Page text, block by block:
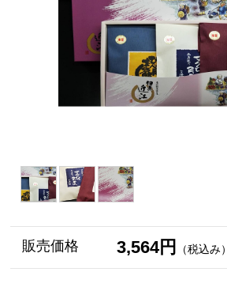
販売価格 3,564円 （税込み）